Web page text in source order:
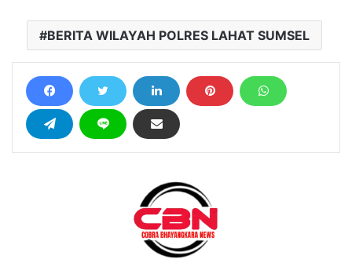
BERITA WILAYAH POLRES LAHAT SUMSEL